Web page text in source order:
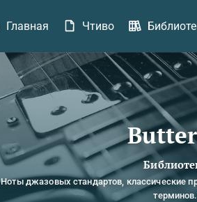
Главная Чтиво
Ноты джазовых стандартов, классические
терминов.